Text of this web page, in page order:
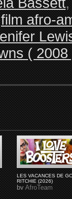
film afro-
( 2008
LES VACANCES DE
RITCHIE (2026)
byAfroTeam